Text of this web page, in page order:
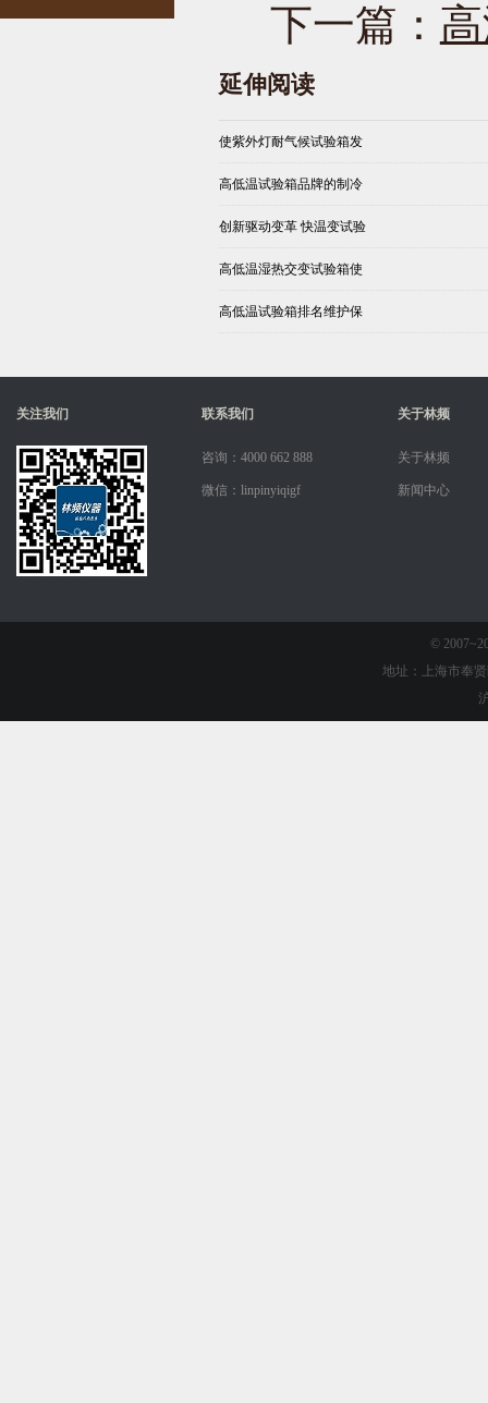
下一篇：
延伸阅读
使紫外灯耐气候试验箱发
高低温试验箱品牌的制冷
创新驱动变革 快温变试验
高低温湿热交变试验箱使
高低温试验箱排名维护保
关注我们 联系我们
咨询：4000 662 888
微信：linpinyiqigf
关于林频
关于林频
新闻中心
©
地址：上海市奉